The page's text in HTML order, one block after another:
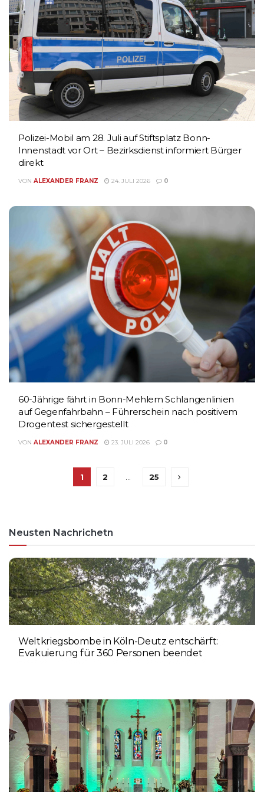
Polizei-Mobil am 28. Juli auf Stiftsplatz Bonn-
Innenstadt vor Ort – Bezirksdienst informiert Bürger
direkt
VON ALEXANDER FRANZ 24. JULI 2026 0
60-Jährige fährt in Bonn-Mehlem Schlangenlinien
auf Gegenfahrbahn – Führerschein nach positivem
Drogentest sichergestellt
VON ALEXANDER FRANZ 23. JULI 2026 0
1 2 25
Neusten Nachrichetn
Weltkriegsbombe in Köln-Deutz entschärft:
Evakuierung für 360 Personen beendet